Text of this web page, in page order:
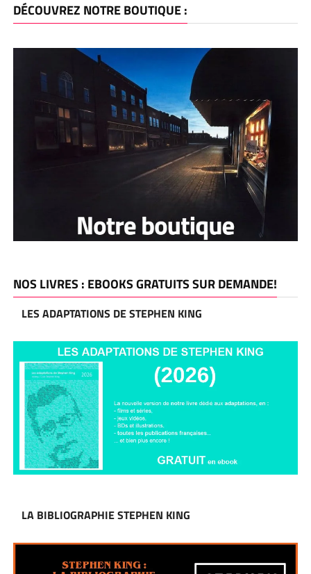
DÉCOUVREZ NOTRE BOUTIQUE :
NOS LIVRES : EBOOKS GRATUITS SUR DEMANDE!
LES ADAPTATIONS DE STEPHEN KING
LA BIBLIOGRAPHIE STEPHEN KING